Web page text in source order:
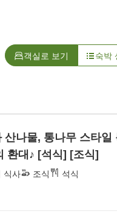
객실로 보기 숙박
나물, 통나무 스타일
환대♪ [석식] [조식]
식사 조식 석식